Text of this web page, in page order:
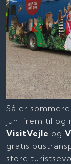
Så er
juni frem til og
VisitVejle og
gratis
store